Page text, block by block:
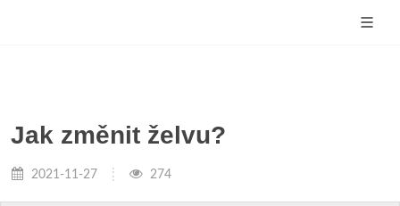
Jak změnit želvu?
2021-11-27 274